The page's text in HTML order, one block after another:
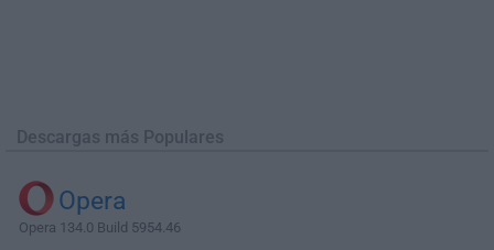
Descargas más Populares
Opera
Opera 134.0 Build 5954.46